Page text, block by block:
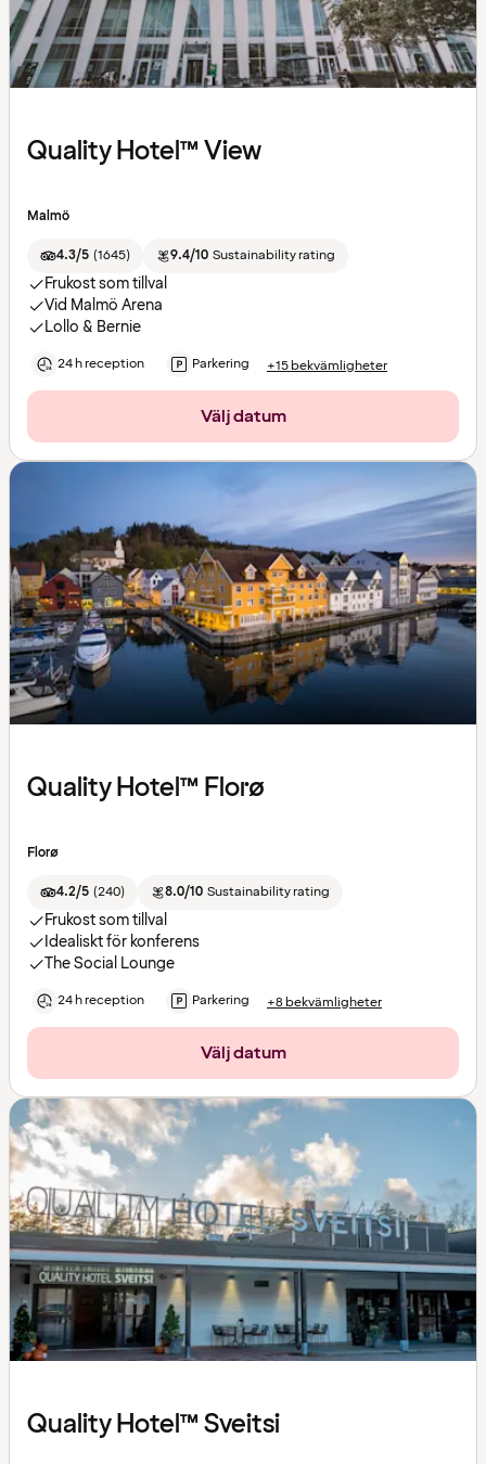
Quality Hotel™ View
Malmö
4.3/5 (1645) 9.4/10 Sustainability rating
Frukost som tillval
Vid Malmö Arena
Lollo & Bernie
24 h reception Parkering +15 bekvämligheter
Välj datum
Quality Hotel™ Florø
Florø
4.2/5 (240) 8.0/10 Sustainability rating
Frukost som tillval
Idealiskt för konferens
The Social Lounge
24 h reception Parkering +8 bekvämligheter
Välj datum
Quality Hotel™ Sveitsi